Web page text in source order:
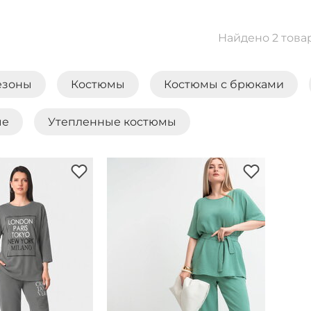
Найдено 2
Костюмы Костюмы с брюками
Утепленные костюмы